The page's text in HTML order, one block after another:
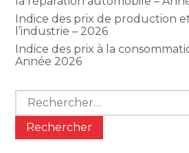
Indice des prix de production
l’industrie – 2026
Indice des prix à la
Année 2026
Rechercher :